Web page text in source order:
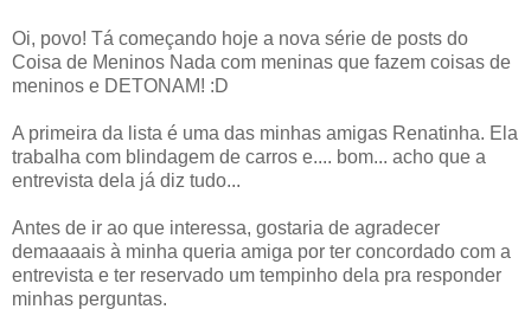
Oi, povo! Tá começando hoje a nova série de posts do
Coisa de Meninos Nada com meninas que fazem coisas de
meninos e DETONAM! :D
A primeira da lista é uma das minhas amigas Renatinha. Ela
trabalha com blindagem de carros e.... bom... acho que a
entrevista dela já diz tudo...
Antes de ir ao que interessa, gostaria de agradecer
demaaaais à minha queria amiga por ter concordado com a
entrevista e ter reservado um tempinho dela pra responder
minhas perguntas.